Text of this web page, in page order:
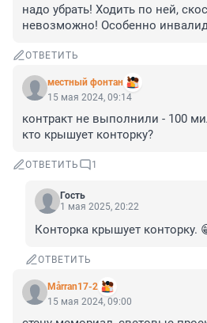
надо убрать! Ходить по ней,
невозможно! Особенно
ОТВЕТИТЬ
местный фонтан
15 мая 2024, 09:14
контракт не выполнили - 100
кто крышует конторку?
ОТВЕТИТЬ 1
Гость
1 мая 2025, 20:22
Конторка крышует конторку.
ОТВЕТИТЬ
Mårran17-2
15 мая 2024, 09:00